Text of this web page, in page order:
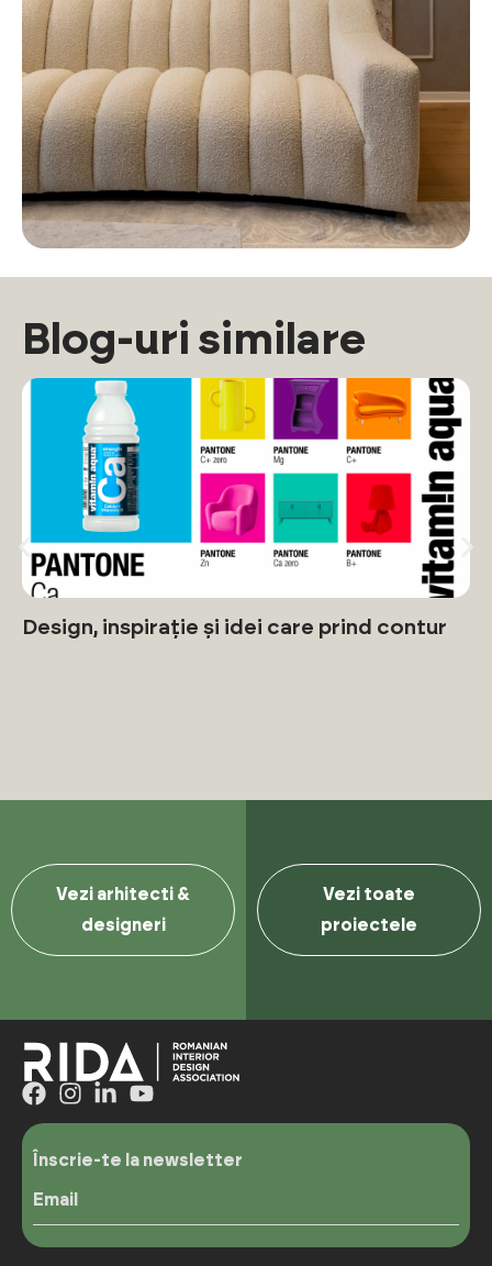
Blog-uri similare
Design, inspirație și idei care prind contur
Vezi arhitecti &
designeri
Vezi toate
proiectele
Înscrie-te la newsletter
Email